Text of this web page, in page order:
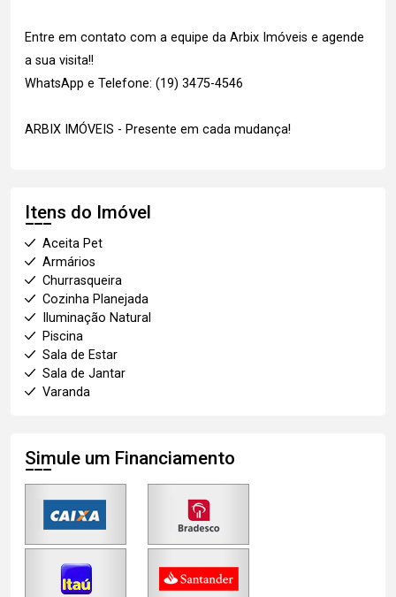
Entre em contato com a equipe da Arbix Imóveis e agende
a sua visita!!
WhatsApp e Telefone: (19) 3475-4546
ARBIX IMÓVEIS - Presente em cada mudança!
Itens do Imóvel
Aceita Pet
Armários
Churrasqueira
Cozinha Planejada
Iluminação Natural
Piscina
Sala de Estar
Sala de Jantar
Varanda
Simule um Financiamento